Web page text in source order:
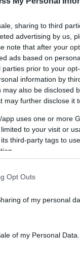
sharing to third
advertising by us,
note that after your
ads based on
prior to your
information by
also be disclosed
may further disclose it
uses one or more
to your visit or
third-party tags to
Opt Outs
of my personal
of my Personal Data.
ύδατα.